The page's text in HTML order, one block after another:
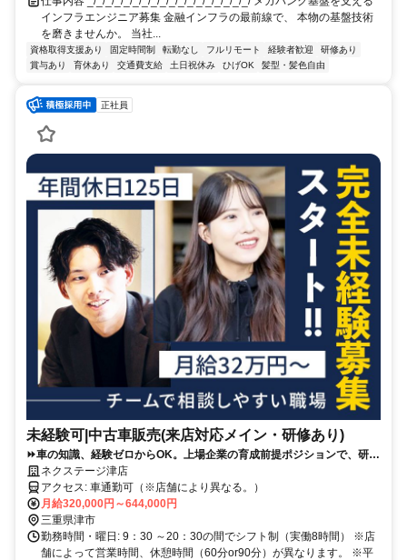
インフラエンジニア募集 金融インフラの最前線で、 本物の基盤技術
を磨きませんか。 当社...
資格取得支援あり 固定時間制 転勤なし フルリモート 経験者歓迎
研修あり
賞与あり
育休あり 交通費支給 土日祝休み ひげOK 髪型・髪色自由
正社員
未経験可|中古車販売(来店対応メイン・研修あり)
⏩️車の知識、経験ゼロからOK。上場企業の育成前提ポジションで、研修
＋先輩同席で接客の型から学べます。
ネクステージ津店
アクセス: 車通勤可（※店舗により異なる。）
月給320,000円～644,000円
三重県津市
勤務時間・曜日: 9：30 ～20：30の間でシフト制（実働8時間） ※店
舗によって営業時間、休憩時間（60分or90分）が異なります。 ※平